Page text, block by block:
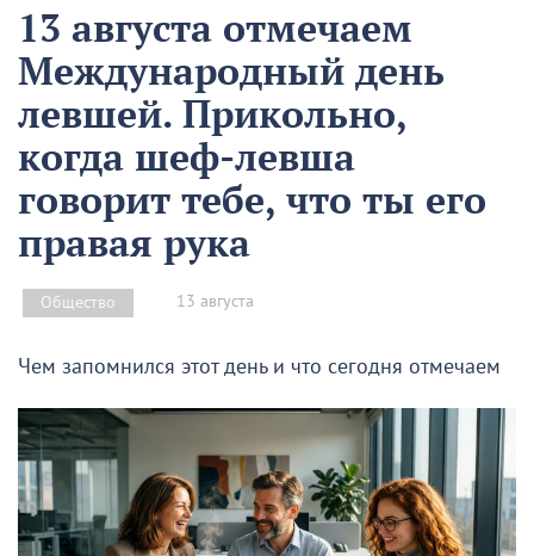
13 августа отмечаем
Международный день
левшей. Прикольно,
когда шеф-левша
говорит тебе, что ты его
правая рука
Общество 13 августа
Чем запомнился этот день и что сегодня отмечаем